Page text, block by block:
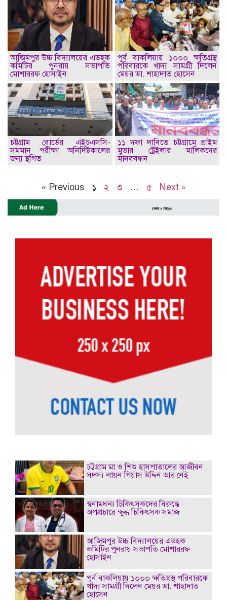
আজিমপুর উচ্চ বিদ্যালয়ের এডহক
কমিটির পুনরায় সভাপতি
মোশাররফ হোসাইন
পূর্ব বাকলিয়ায় ১০০০ ক্ষতিগ্রস্থ
পরিবারকে খাদ্য সামগ্রী দিলেন
মেয়র ডা. শাহাদাত হোসেন
চট্টগ্রাম বোর্ডের এইচএসসি-
সমমান পরীক্ষা অনির্দিষ্টকালের
জন্য স্থগিত
১১ দফা দাবিতে চট্টগ্রামে প্রাইম
মুভার ট্রেইলার মালিকদের
মানববন্ধন
« Previous ১ ২ ৩ … ৫ Next »
চট্টগ্রাম মা ও শিশু হাসপাতালের আজীবন
সদস্য লায়ন গিয়াস উদ্দিন আর নেই
স্বনামধন্য চিকিৎসকদের বিরুদ্ধে
অপপ্রচারে ক্ষুব্ধ চিকিৎসক সমাজ
আজিমপুর উচ্চ বিদ্যালয়ের এডহক
কমিটির পুনরায় সভাপতি মোশাররফ
হোসাইন
পূর্ব বাকলিয়ায় ১০০০ ক্ষতিগ্রস্থ পরিবারকে
খাদ্য সামগ্রী দিলেন মেয়র ডা. শাহাদাত
হোসেন